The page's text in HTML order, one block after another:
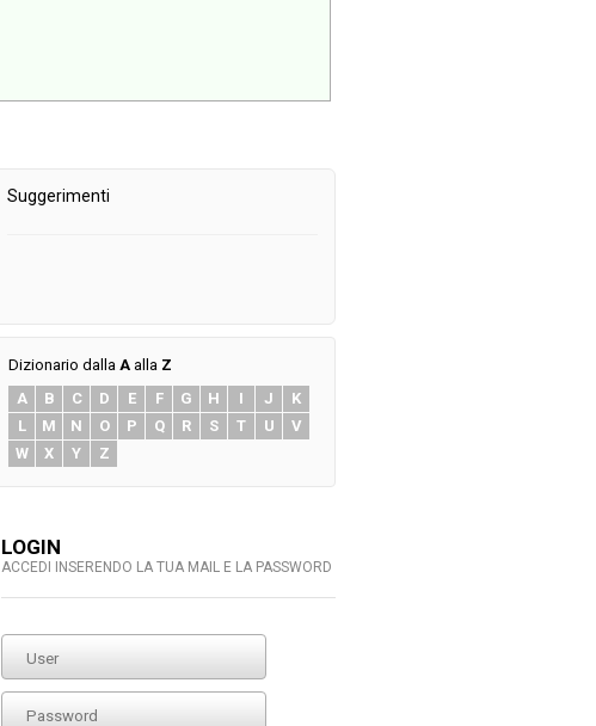
Suggerimenti
Dizionario dalla A alla Z
A
B C D E F G H I J
K
L
M N O P Q R S T U
V
W
X Y Z
LOGIN
ACCEDI INSERENDO LA TUA MAIL E LA PASSWORD